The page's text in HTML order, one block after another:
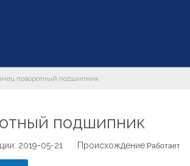
поворотный подшипник
подшипник
2019-05-21 Происхождение: Работает